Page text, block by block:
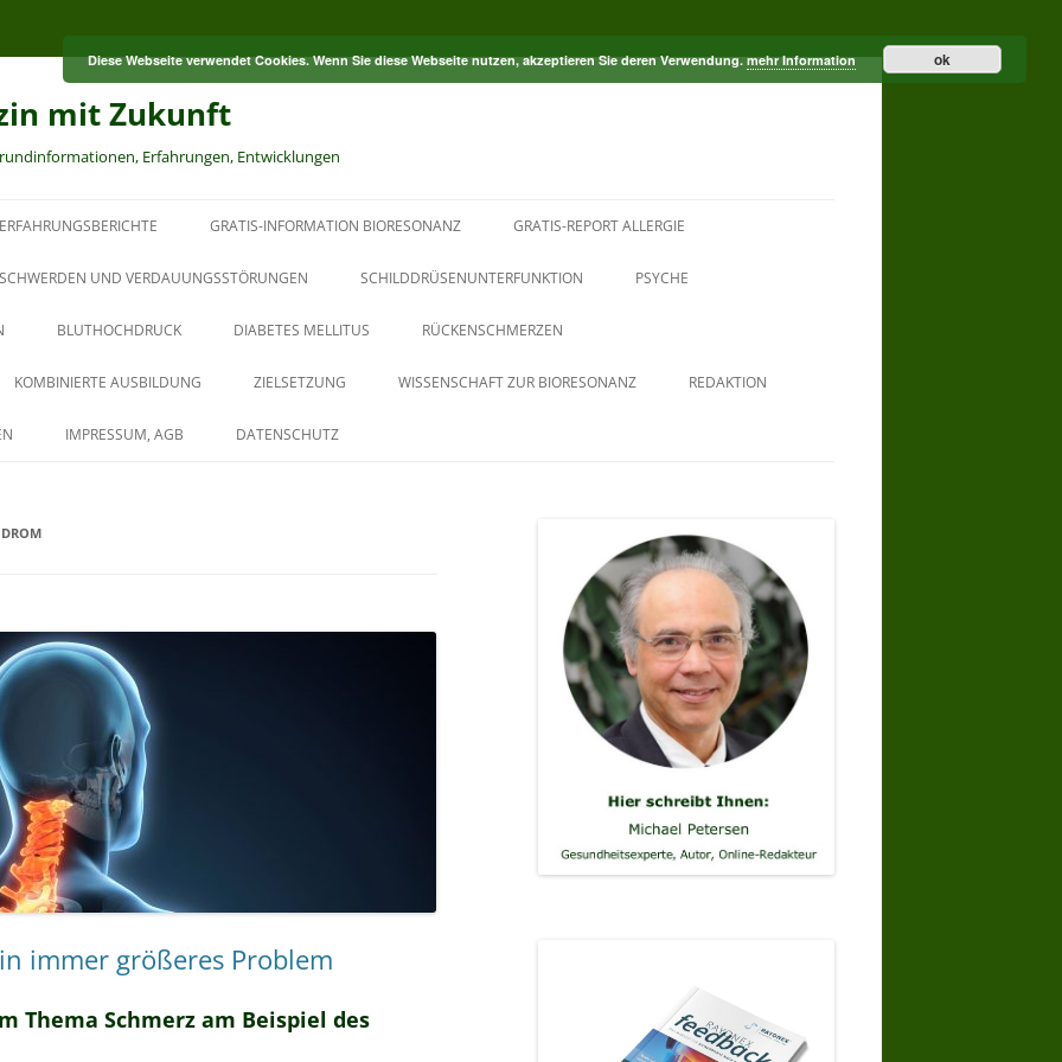
mit Zukunft
Erfahrungen, Entwicklungen
ERFAHRUNGSBERICHTE GRATIS-INFORMATION BIORESONANZ GRATIS-REPORT ALLERGIE
UND VERDAUUNGSSTÖRUNGEN SCHILDDRÜSENUNTERFUNKTION PSYCHE
BLUTHOCHDRUCK DIABETES MELLITUS RÜCKENSCHMERZEN
KOMBINIERTE AUSBILDUNG
AUS DER PAUL-SCHMIDT-
MESSTECHNIKER
ZIELSETZUNG WISSENSCHAFT ZUR BIORESONANZ REDAKTION
IMPRESSUM, AGB DATENSCHUTZ
immer größeres Problem
Thema Schmerz am Beispiel des
Diese Webseite verwendet Cookies. Wenn Sie diese Webseite nutzen, akzeptieren Sie deren Verwendung.mehr Information ok